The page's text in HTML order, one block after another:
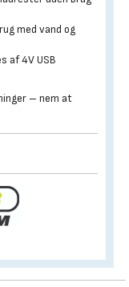
med vand og
af 4V USB
– nem at